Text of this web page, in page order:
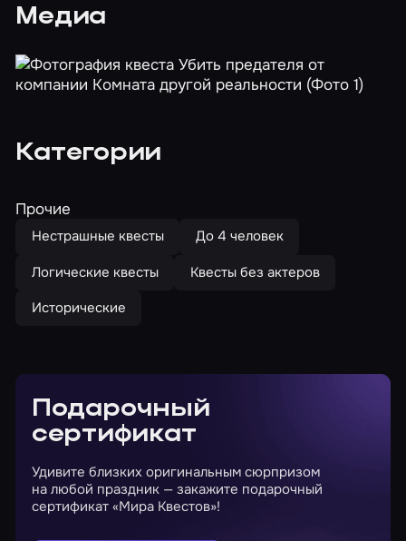
Медиа
Категории
Прочие
Нестрашные квесты
До 4 человек
Логические квесты
Квесты без актеров
Исторические
Подарочный
сертификат
Удивите близких оригинальным сюрпризом
на любой праздник — закажите подарочный
сертификат «Мира Квестов»!